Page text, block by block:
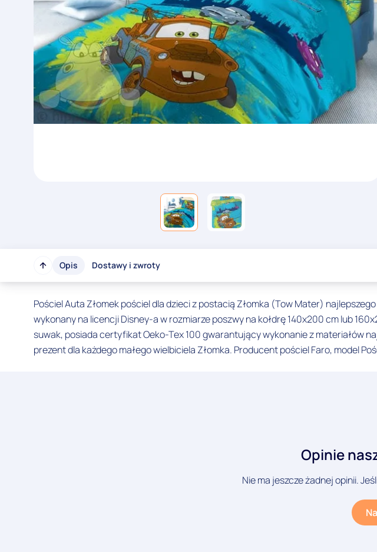
Opis Dostawy i zwroty
Pościel Auta Złomek pościel dla dzieci z postacią Złomka (Tow Mater)
wykonany na licencji Disney-a w rozmiarze poszwy na kołdrę 140x200 cm lub
suwak, posiada certyfikat Oeko-Tex 100 gwarantujący wykonanie z materiałów
prezent dla każdego małego wielbiciela Złomka. Producent pościel Faro, model
Opinie
Nie ma jeszcze żadnej opinii.